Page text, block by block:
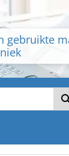
gebruikte